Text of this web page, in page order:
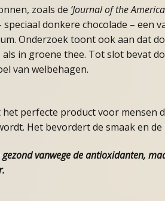
zoals de ‘Journal of the
speciaal donkere chocolade – een
Onderzoek toont ook aan dat
in groene thee. Tot slot bevat
van welbehagen.
het perfecte product voor mensen
Het bevordert de smaak en
vanwege de antioxidanten,